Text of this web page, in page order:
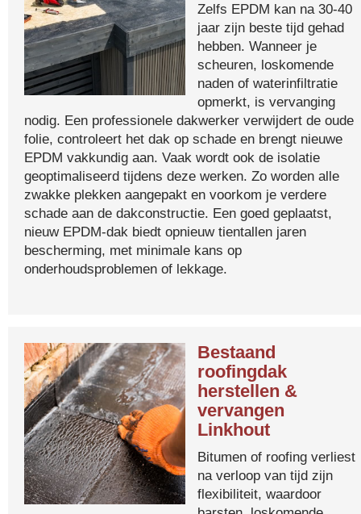
Zelfs EPDM kan na 30-40
jaar zijn beste tijd gehad
hebben. Wanneer je
scheuren, loskomende
naden of waterinfiltratie
opmerkt, is vervanging
nodig. Een professionele dakwerker verwijdert de oude
folie, controleert het dak op schade en brengt nieuwe
EPDM vakkundig aan. Vaak wordt ook de isolatie
geoptimaliseerd tijdens deze werken. Zo worden alle
zwakke plekken aangepakt en voorkom je verdere
schade aan de dakconstructie. Een goed geplaatst,
nieuw EPDM-dak biedt opnieuw tientallen jaren
bescherming, met minimale kans op
onderhoudsproblemen of lekkage.
Bestaand
roofingdak
herstellen &
vervangen
Linkhout
Bitumen of roofing verliest
na verloop van tijd zijn
flexibiliteit, waardoor